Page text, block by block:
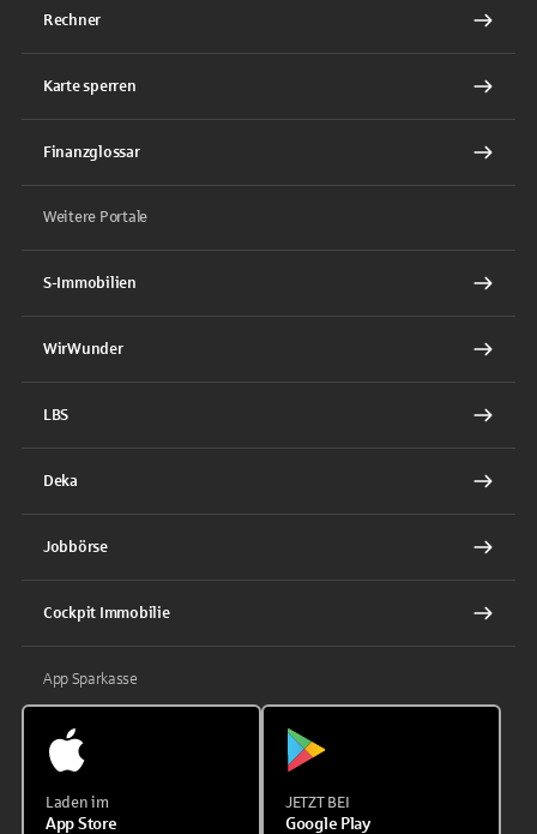
Rechner
Karte sperren
Finanzglossar
Weitere Portale
S-Immobilien
WirWunder
LBS
Deka
Jobbörse
Cockpit Immobilie
App Sparkasse
Laden im
App Store
JETZT BEI
Google Play